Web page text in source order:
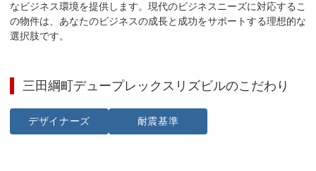
なビジネス環境を提供します。現代のビジネスニーズに対応するこ
の物件は、あなたのビジネスの成長と成功をサポートする理想的な
選択肢です。
三田綱町デュープレックスリズビルのこだわり
デザイナーズ 耐震基準